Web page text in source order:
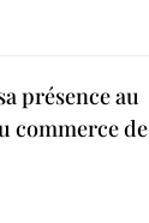
présence au
commerce de